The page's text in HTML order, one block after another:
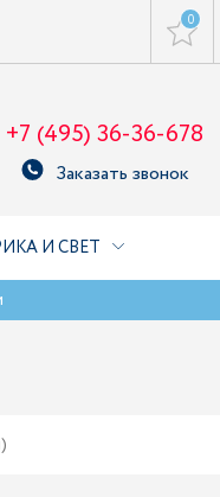
0
+7 (495) 36-36-678
Заказать звонок
И СВЕТ